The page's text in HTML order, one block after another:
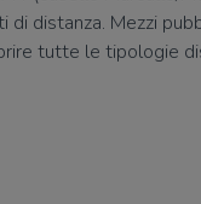
distanza. Mezzi
tutte le tipologie